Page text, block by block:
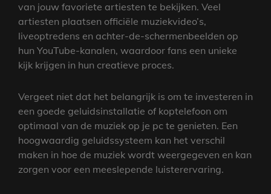
van jouw favoriete artiesten te bekijken. Veel
artiesten plaatsen officiële muziekvideo’s,
liveoptredens en achter-de-schermenbeelden op
hun YouTube-kanalen, waardoor fans een unieke
kijk krijgen in hun creatieve proces.
Vergeet niet dat het belangrijk is om te investeren in
een goede geluidsinstallatie of koptelefoon om
optimaal van de muziek op je pc te genieten. Een
hoogwaardig geluidssysteem kan het verschil
maken in hoe de muziek wordt weergegeven en kan
zorgen voor een meeslepende luisterervaring.